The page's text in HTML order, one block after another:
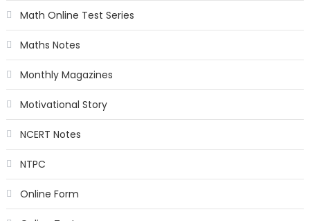
Math Online Test Series
Maths Notes
Monthly Magazines
Motivational Story
NCERT Notes
NTPC
Online Form